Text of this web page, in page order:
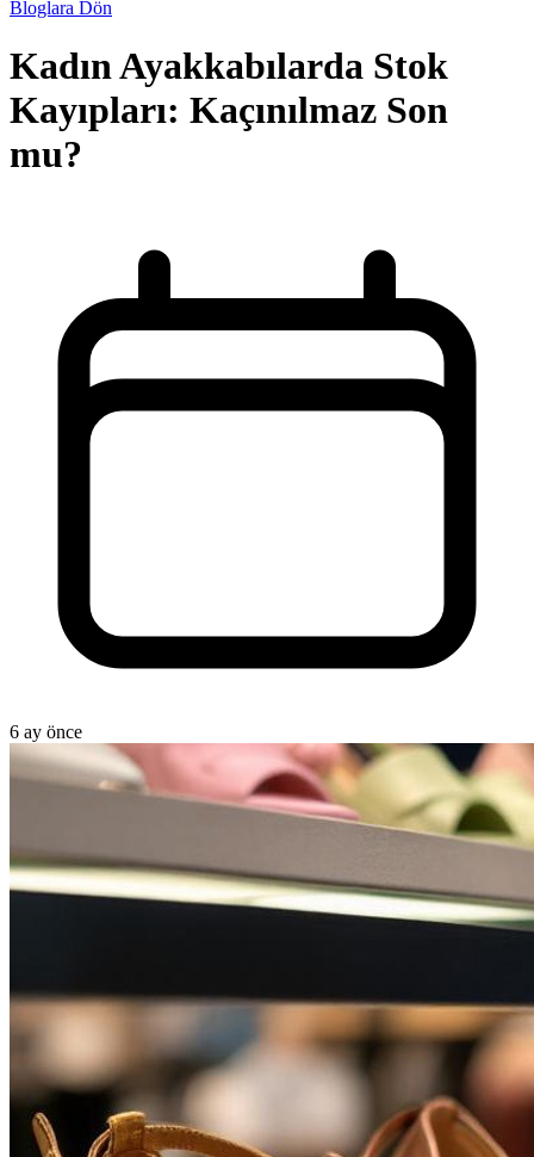
Bloglara Dön
Kadın Ayakkabılarda Stok
Kayıpları: Kaçınılmaz Son
mu?
6 ay önce